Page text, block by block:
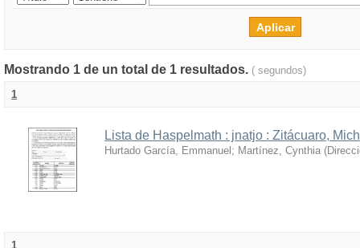
Mostrando 1 de un total de 1 resultados. ( segundos)
1
Lista de Haspelmath : jnatjo : Zitácuaro,
Hurtado García, Emmanuel ; Martínez, Cynthia (
1